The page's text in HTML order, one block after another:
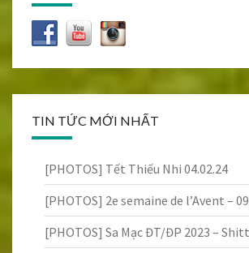
TIN TỨC MỚI NHẤT
[PHOTOS] Tết Thiếu Nhi 04.02.24
[PHOTOS] 2e semaine de l’Avent –
[PHOTOS] Sa Mạc ĐT/ĐP 2023 –